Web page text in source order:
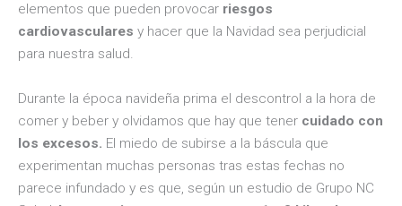
elementos que pueden provocar riesgos
cardiovasculares y hacer que la Navidad sea perjudicial
para nuestra salud.
Durante la época navideña prima el descontrol a la hora de
comer y beber y olvidamos que hay que tener cuidado con
los excesos. El miedo de subirse a la báscula que
experimentan muchas personas tras estas fechas no
parece infundado y es que, según un estudio de Grupo NC